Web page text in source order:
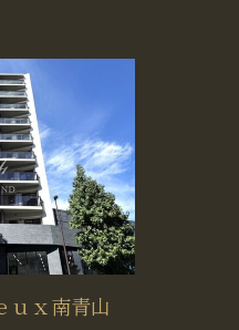
ｘ南青山